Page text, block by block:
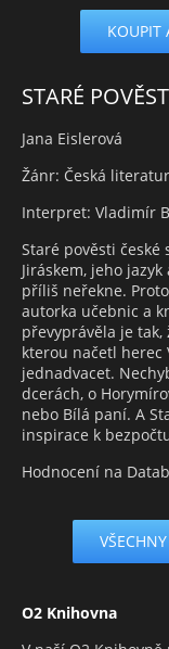
KOUPIT
STARÉ
Jana Eislerová
Žánr: Česká
Interpret: Vladimír
Staré pověsti
Jiráskem, jeho
příliš neřekne.
autorka učebnic a
převyprávěla je
kterou načetl herec
jednadvacet.
dcerách, o
nebo Bílá paní. A
inspirace k
Hodnocení na
O2 Knihovna